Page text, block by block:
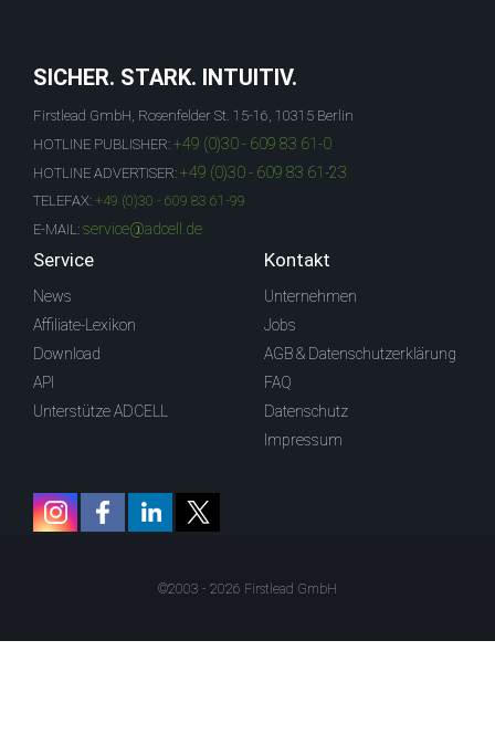
SICHER. STARK. INTUITIV.
Firstlead GmbH, Rosenfelder St. 15-16, 10315 Berlin
HOTLINE PUBLISHER: +49 (0)30 - 609 83 61-0
HOTLINE ADVERTISER: +49 (0)30 - 609 83 61-23
TELEFAX: +49 (0)30 - 609 83 61-99
E-MAIL: service@adcell.de
Service
News
Affiliate-Lexikon
Download
API
Unterstütze ADCELL
Kontakt
Unternehmen
Jobs
AGB & Datenschutzerklärung
FAQ
Datenschutz
Impressum
©2003 - 2026 Firstlead GmbH